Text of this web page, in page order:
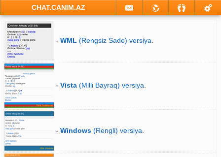
CHAT.CANIM.AZ
- WML (Rengsiz Sade) versiya.
- Vista (Milli Bayraq) versiya.
- Windows (Rengli) versiya.